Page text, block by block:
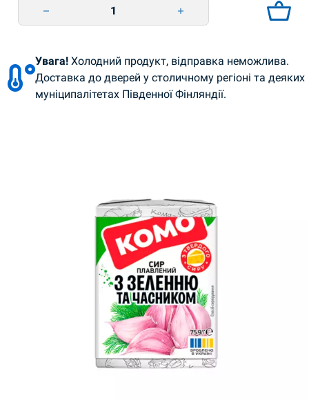
Увага! Холодний продукт, відправка неможлива.
Доставка до дверей у столичному регіоні та деяких
муніципалітетах Південної Фінляндії.